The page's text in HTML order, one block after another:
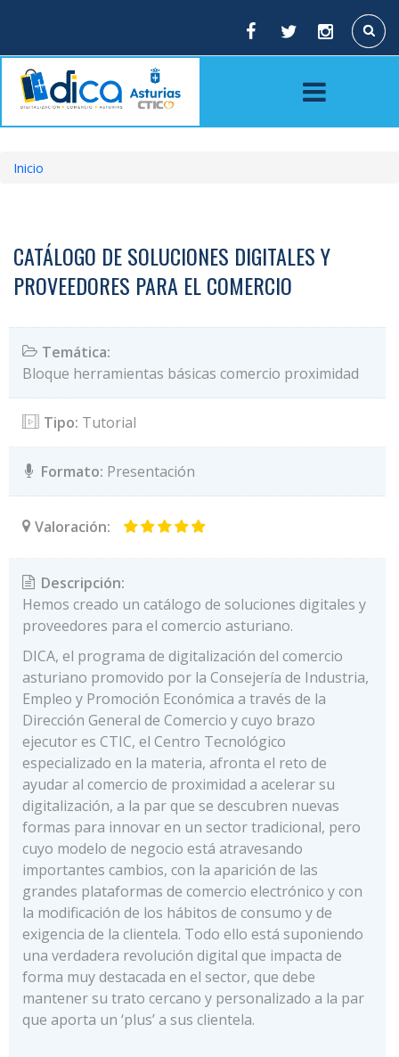
principal
Buscar
de
ayuda
a
la
navegación
Inicio
CATÁLOGO DE SOLUCIONES DIGITALES Y
PROVEEDORES PARA EL COMERCIO
Temática:
Bloque herramientas básicas comercio proximidad
Tipo: Tutorial
Formato: Presentación
Valoración:
Descripción:
Hemos creado un catálogo de soluciones digitales y
proveedores para el comercio asturiano.
DICA, el programa de digitalización del comercio
asturiano promovido por la Consejería de Industria,
Empleo y Promoción Económica a través de la
Dirección General de Comercio y cuyo brazo
ejecutor es CTIC, el Centro Tecnológico
especializado en la materia, afronta el reto de
ayudar al comercio de proximidad a acelerar su
digitalización, a la par que se descubren nuevas
formas para innovar en un sector tradicional, pero
cuyo modelo de negocio está atravesando
importantes cambios, con la aparición de las
grandes plataformas de comercio electrónico y con
la modificación de los hábitos de consumo y de
exigencia de la clientela. Todo ello está suponiendo
una verdadera revolución digital que impacta de
forma muy destacada en el sector, que debe
mantener su trato cercano y personalizado a la par
que aporta un ‘plus’ a sus clientela.